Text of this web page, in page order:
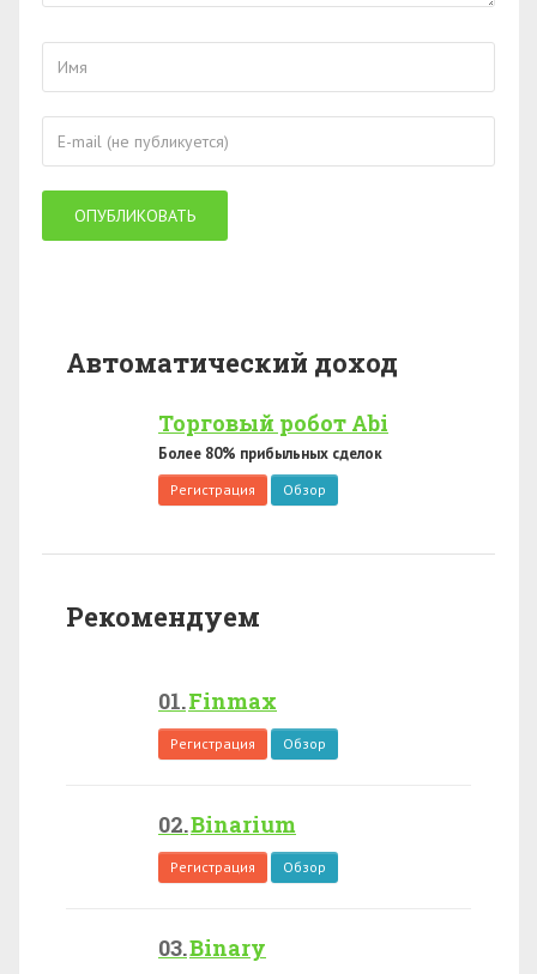
Автоматический доход
Торговый робот Abi
Более 80% прибыльных сделок
Регистрация Обзор
Рекомендуем
Finmax
Регистрация Обзор
Binarium
Регистрация Обзор
Binary